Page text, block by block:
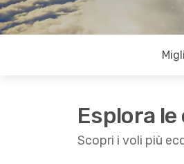
Esplora
Scopri i voli più